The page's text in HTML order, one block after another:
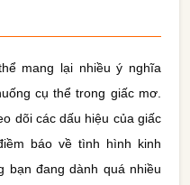
mang lại nhiều ý nghĩa
cụ thể trong giấc mơ.
dõi các dấu hiệu của giấc
báo về tình hình kinh
bạn đang dành quá nhiều